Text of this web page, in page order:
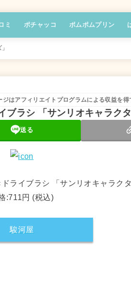
ミ ポチャッコ ポムポムプリン
ジはアフィリエイトプログラムによる収益を得
ラシ 「サンリオキャラク
送る
ライブラシ 「サンリオキャラク
:711円 (税込)
駿河屋